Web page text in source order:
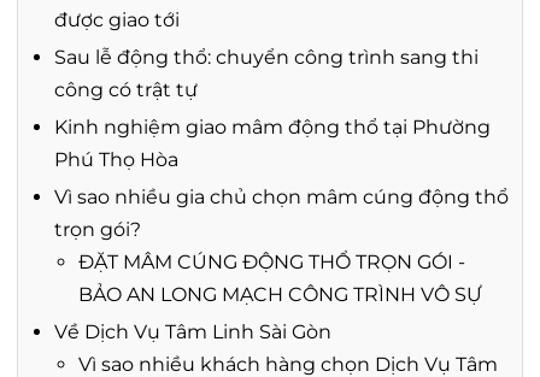
được giao tới
Sau lễ động thổ: chuyển công trình sang thi
công có trật tự
Kinh nghiệm giao mâm động thổ tại Phường
Phú Thọ Hòa
Vì sao nhiều gia chủ chọn mâm cúng động thổ
trọn gói?
ĐẶT MÂM CÚNG ĐỘNG THỔ TRỌN GÓI -
BẢO AN LONG MẠCH CÔNG TRÌNH VÔ SỰ
Về Dịch Vụ Tâm Linh Sài Gòn
Vì sao nhiều khách hàng chọn Dịch Vụ Tâm